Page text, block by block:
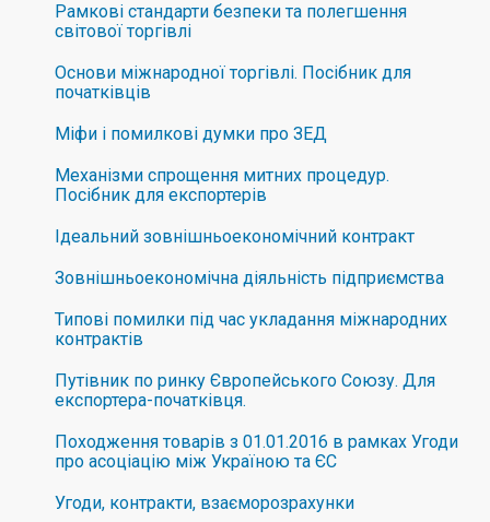
Рамкові стандарти безпеки та полегшення
світової торгівлі
Основи міжнародної торгівлі. Посібник для
початківців
Міфи і помилкові думки про ЗЕД
Механізми спрощення митних процедур.
Посібник для експортерів
Ідеальний зовнішньоекономічний контракт
Зовнішньоекономічна діяльність підприємства
Типові помилки під час укладання міжнародних
контрактів
Путівник по ринку Європейського Союзу. Для
експортера-початківця.
Походження товарів з 01.01.2016 в рамках Угоди
про асоціацію між Україною та ЄС
Угоди, контракти, взаєморозрахунки